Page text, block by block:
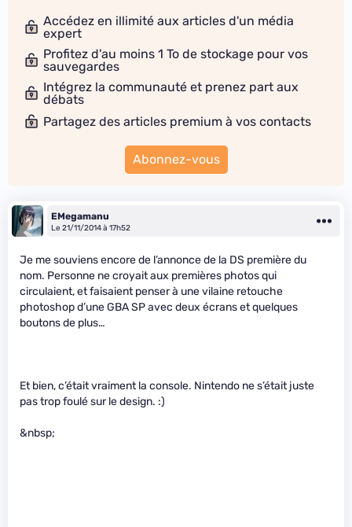
Accédez en illimité aux articles d'un média
expert
Profitez d'au moins 1 To de stockage pour vos
sauvegardes
Intégrez la communauté et prenez part aux
débats
Partagez des articles premium à vos contacts
Abonnez-vous
EMegamanu
Le 21/11/2014 à 17h52
Je me souviens encore de l’annonce de la DS première du
nom. Personne ne croyait aux premières photos qui
circulaient, et faisaient penser à une vilaine retouche
photoshop d’une GBA SP avec deux écrans et quelques
boutons de plus…
Et bien, c’était vraiment la console. Nintendo ne s’était juste
pas trop foulé sur le design. :)
&nbsp;